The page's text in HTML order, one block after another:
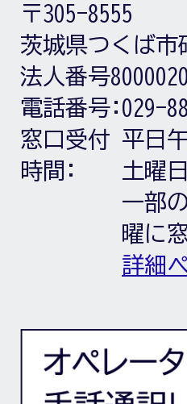
〒305-8555
茨城県つくば市
法人番号
電話番号: 029-
窓口受付
時間:
平日
土曜
一部
曜に
詳細